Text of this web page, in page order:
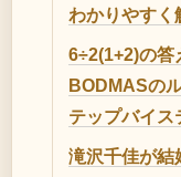
わかりやすく
6÷2(1+2)の答
BODMASの
テップバイス
滝沢千佳が結